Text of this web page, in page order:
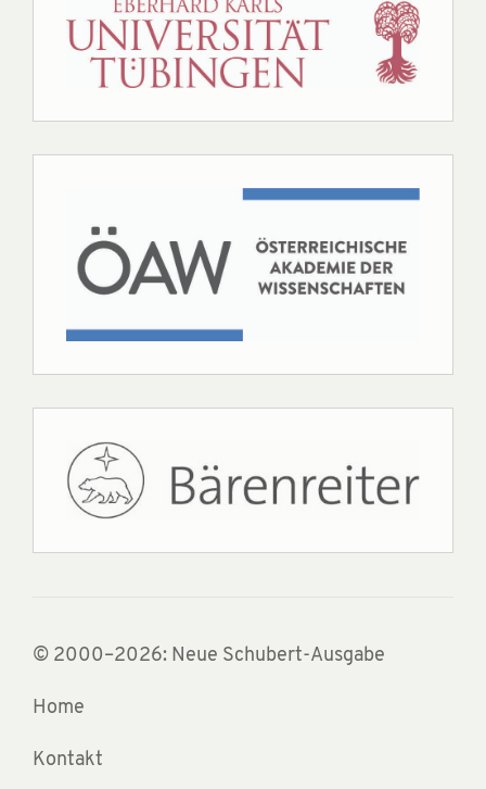
© 2000–2026: Neue Schubert-Ausgabe
Home
Kontakt